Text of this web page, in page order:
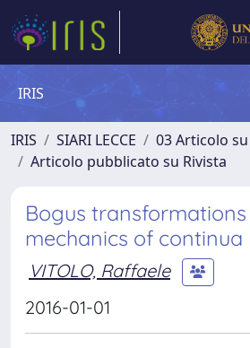
IRIS
IRIS SIARI LECCE
03 Articolo
Articolo pubblicato su Rivista
Bogus transformations
mechanics of continua
VITOLO, Raffaele
2016-01-01